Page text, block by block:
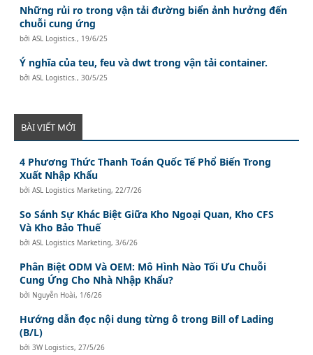
Những rủi ro trong vận tải đường biển ảnh hưởng đến
chuỗi cung ứng
bởiASL Logistics., 19/6/25
Ý nghĩa của teu, feu và dwt trong vận tải container.
bởiASL Logistics.,30/5/25
BÀI VIẾT MỚI
4 Phương Thức Thanh Toán Quốc Tế Phổ Biến Trong
Xuất Nhập Khẩu
bởiASL Logistics Marketing,22/7/26
So Sánh Sự Khác Biệt Giữa Kho Ngoại Quan, Kho CFS
Và Kho Bảo Thuế
bởiASL Logistics Marketing,3/6/26
Phân Biệt ODM Và OEM: Mô Hình Nào Tối Ưu Chuỗi
Cung Ứng Cho Nhà Nhập Khẩu?
bởi Nguyễn Hoài, 1/6/26
Hướng dẫn đọc nội dung từng ô trong Bill of Lading
(B/L)
bởi3W Logistics,27/5/26